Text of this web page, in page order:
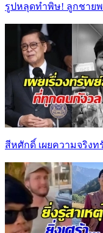
รูปหลุดทำพิษ! ลูกชายพ
สีหศักดิ์ เผยความจริง